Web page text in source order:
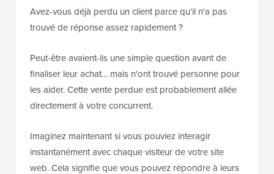
Avez-vous déjà perdu un client parce qu'il n'a pas
trouvé de réponse assez rapidement ?
Peut-être avaient-ils une simple question avant de
finaliser leur achat… mais n'ont trouvé personne pour
les aider. Cette vente perdue est probablement allée
directement à votre concurrent.
Imaginez maintenant si vous pouviez interagir
instantanément avec chaque visiteur de votre site
web. Cela signifie que vous pouvez répondre à leurs